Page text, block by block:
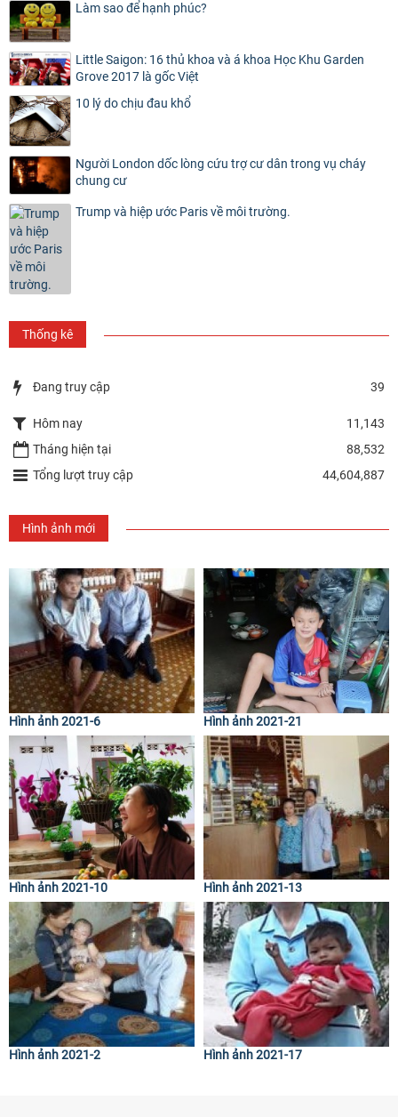
Làm sao để hạnh phúc?
Little Saigon: 16 thủ khoa và á khoa Học Khu Garden
Grove 2017 là gốc Việt
10 lý do chịu đau khổ
Người London dốc lòng cứu trợ cư dân trong vụ cháy
chung cư
Trump và hiệp ước Paris về môi trường.
Thống kê
Đang truy cập 39
Hôm nay
11,143
Tháng hiện tại
88,532
Tổng lượt truy cập
44,604,887
Hình ảnh mới
Hình ảnh 2021-6 Hình ảnh 2021-21
Hình ảnh 2021-10 Hình ảnh 2021-13
Hình ảnh 2021-2 Hình ảnh 2021-17